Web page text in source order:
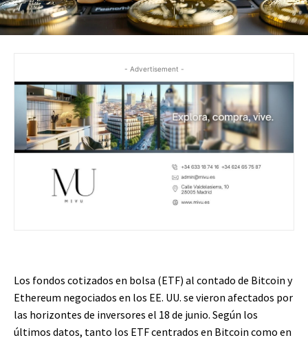
- Advertisement -
Los fondos cotizados en bolsa (ETF) al contado de Bitcoin y
Ethereum negociados en los EE. UU. se vieron afectados por
las horizontes de inversores el 18 de junio. Según los
últimos datos, tanto los ETF centrados en Bitcoin como en